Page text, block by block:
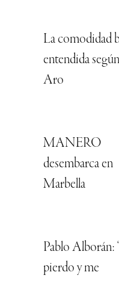
La comodidad
entendida según
Aro
MANERO
desembarca en
Marbella
Pablo Alborán:
pierdo y me